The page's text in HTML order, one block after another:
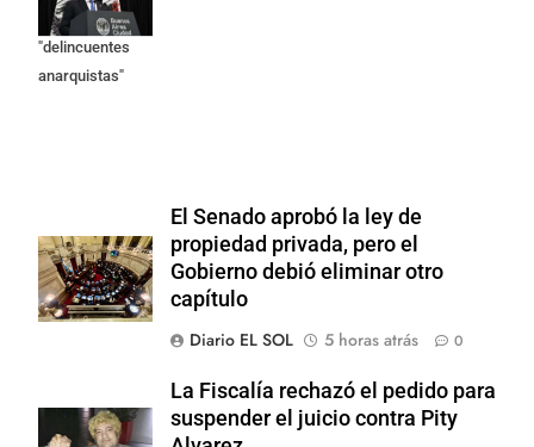
como
"delincuentes
anarquistas"
El Senado aprobó la ley de
propiedad privada, pero el
Gobierno debió eliminar otro
capítulo
Diario EL SOL
5 horas atrás 0
La Fiscalía rechazó el pedido para
suspender el juicio contra Pity